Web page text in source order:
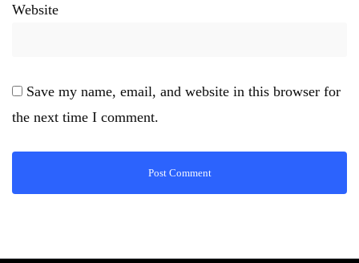
Website
Save my name, email, and website in this browser for
the next time I comment.